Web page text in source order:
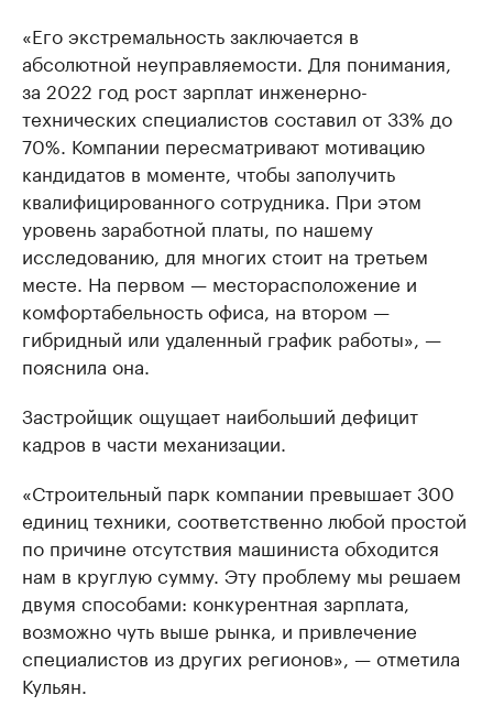
«Его экстремальность заключается в
абсолютной неуправляемости. Для понимания,
за 2022 год рост зарплат инженерно-
технических специалистов составил от 33% до
70%. Компании пересматривают мотивацию
кандидатов в моменте, чтобы заполучить
квалифицированного сотрудника. При этом
уровень заработной платы, по нашему
исследованию, для многих стоит на третьем
месте. На первом — месторасположение и
комфортабельность офиса, на втором —
гибридный или удаленный график работы», —
пояснила она.
Застройщик ощущает наибольший дефицит
кадров в части механизации.
«Строительный парк компании превышает 300
единиц техники, соответственно любой простой
по причине отсутствия машиниста обходится
нам в круглую сумму. Эту проблему мы решаем
двумя способами: конкурентная зарплата,
возможно чуть выше рынка, и привлечение
специалистов из других регионов», — отметила
Кульян.